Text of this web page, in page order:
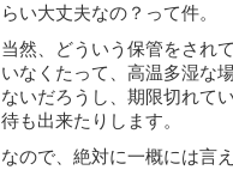
らい大丈夫なの？って件。
当然、どういう保管をされ
いなくたって、高温多湿な
ないだろうし、期限切れて
待も出来たりします。
なので、絶対に一概には言